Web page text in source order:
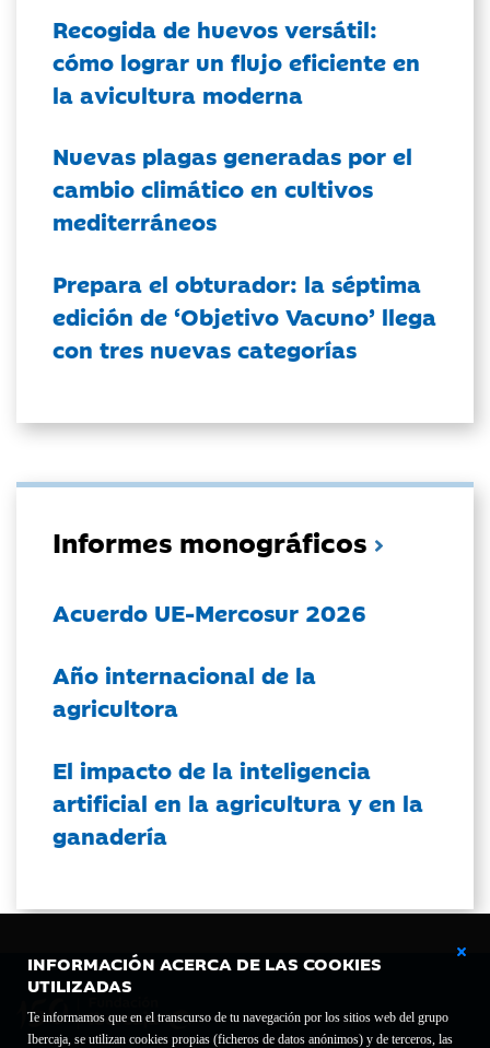
INFORMACIÓN ACERCA DE LAS COOKIES
UTILIZADAS
Te informamos que en el transcurso de tu navegación por los sitios web del grupo
Ibercaja, se utilizan cookies propias (ficheros de datos anónimos) y de terceros, las
Recogida de huevos versátil:
cómo lograr un flujo eficiente en
la avicultura moderna
Nuevas plagas generadas por el
cambio climático en cultivos
mediterráneos
Prepara el obturador: la séptima
edición de ‘Objetivo Vacuno’ llega
con tres nuevas categorías
Informes monográficos
Acuerdo UE-Mercosur 2026
Año internacional de la
agricultora
El impacto de la inteligencia
artificial en la agricultura y en la
ganadería